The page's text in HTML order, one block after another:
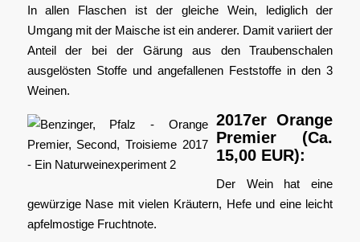
In allen Flaschen ist der gleiche Wein, lediglich der
Umgang mit der Maische ist ein anderer. Damit variiert der
Anteil der bei der Gärung aus den Traubenschalen
ausgelösten Stoffe und angefallenen Feststoffe in den 3
Weinen.
2017er Orange
Premier (Ca.
15,00 EUR):
Der Wein hat eine
gewürzige Nase mit vielen Kräutern, Hefe und eine leicht
apfelmostige Fruchtnote.